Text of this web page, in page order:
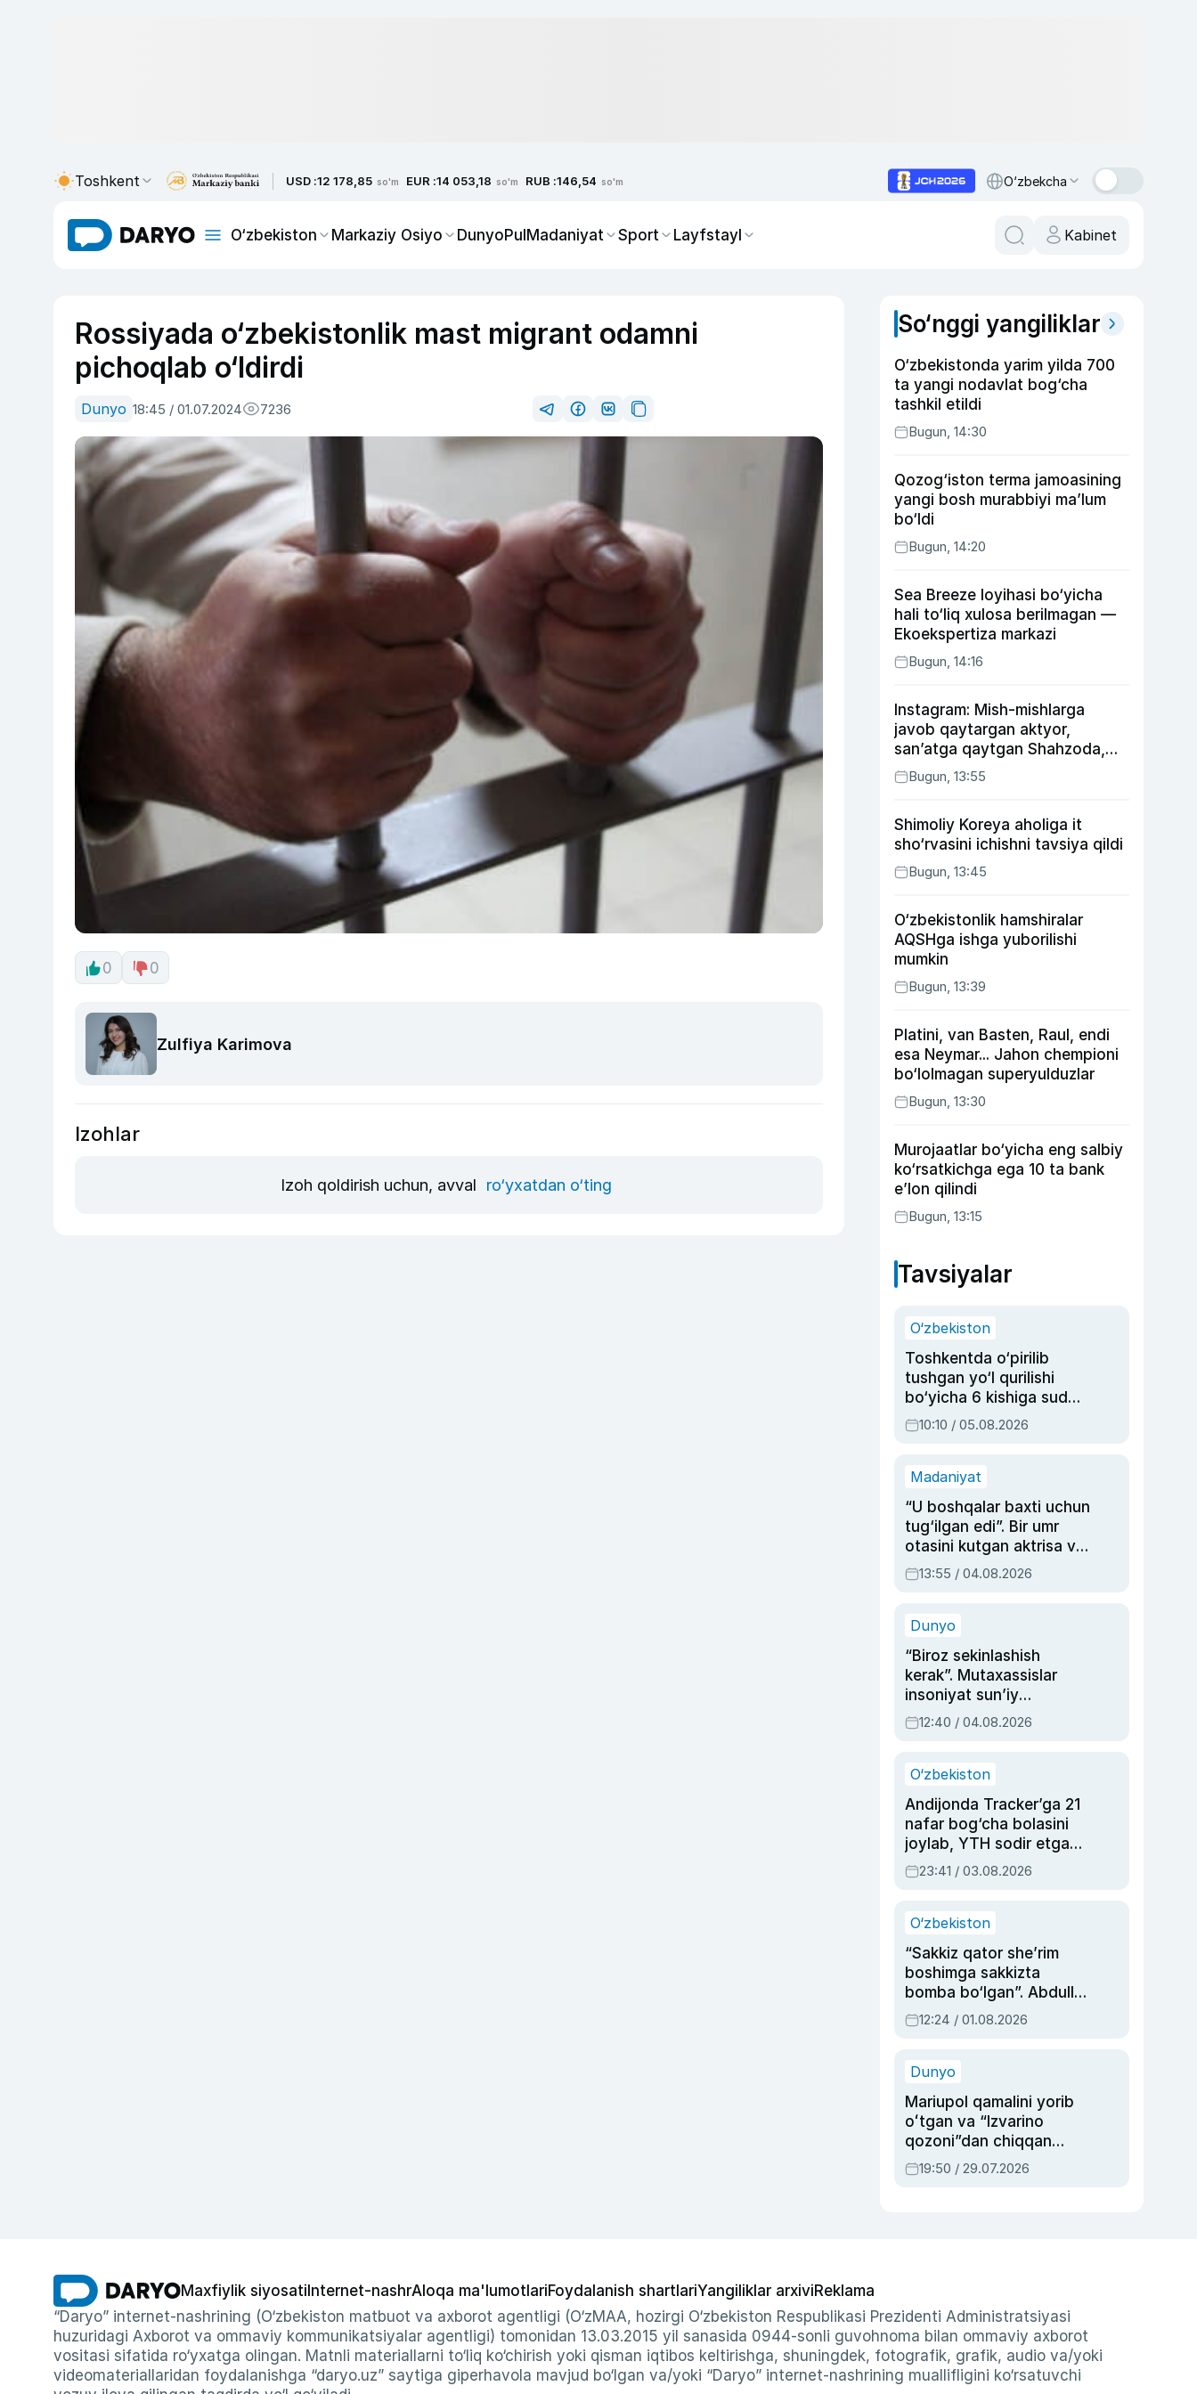
Toshkent USD :12 178,85 so'm EUR :14 053,18 so'm RUB :146,54 so'm O‘zbekcha
O‘zbekiston Markaziy Osiyo DunyoPulMadaniyat Sport Layfstayl Kabinet
Rossiyada o‘zbekistonlik mast migrant odamni
pichoqlab o‘ldirdi
Dunyo 18:45 / 01.07.2024 7236
0 0
Zulfiya Karimova
Izohlar
Izoh qoldirish uchun, avval ro‘yxatdan o‘ting
So‘nggi yangiliklar
O‘zbekistonda yarim yilda 700
ta yangi nodavlat bog‘cha
tashkil etildi
Bugun, 14:30
Qozog‘iston terma jamoasining
yangi bosh murabbiyi ma’lum
bo‘ldi
Bugun, 14:20
Sea Breeze loyihasi bo‘yicha
hali to‘liq xulosa berilmagan —
Ekoekspertiza markazi
Bugun, 14:16
Instagram: Mish-mishlarga
javob qaytargan aktyor,
san’atga qaytgan Shahzoda,
yo‘lga asfalt yotqizgan
Jahongir Otajonov
Bugun, 13:55
Shimoliy Koreya aholiga it
sho‘rvasini ichishni tavsiya qildi
Bugun, 13:45
O‘zbekistonlik hamshiralar
AQSHga ishga yuborilishi
mumkin
Bugun, 13:39
Platini, van Basten, Raul, endi
esa Neymar... Jahon chempioni
bo‘lolmagan superyulduzlar
Bugun, 13:30
Murojaatlar bo‘yicha eng salbiy
ko‘rsatkichga ega 10 ta bank
e’lon qilindi
Bugun, 13:15
Tavsiyalar
O‘zbekiston
Toshkentda o‘pirilib
tushgan yo‘l qurilishi
bo‘yicha 6 kishiga sud
hukmi o‘qildi
10:10 / 05.08.2026
Madaniyat
“U boshqalar baxti uchun
tug‘ilgan edi”. Bir umr
otasini kutgan aktrisa va
dublyaj ustasi Rimma
Ahmedovaning
13:55 / 04.08.2026
Dunyo
“Biroz sekinlashish
kerak”. Mutaxassislar
insoniyat sun’iy
intellektni boshqara
olmay qolishidan xavotir
12:40 / 04.08.2026
O‘zbekiston
Andijonda Tracker’ga 21
nafar bog‘cha bolasini
joylab, YTH sodir etgan
ayolga sud hukmi o‘qildi
23:41 / 03.08.2026
O‘zbekiston
“Sakkiz qator she’rim
boshimga sakkizta
bomba bo‘lgan”. Abdulla
Oripovni siyosiy
ayblovlardan asrab
12:24 / 01.08.2026
Dunyo
Mariupol qamalini yorib
oʻtgan va “Izvarino
qozoni”dan chiqqan
qahramon — Ukraina
armiyasi bosh
19:50 / 29.07.2026
Maxfiylik siyosati Internet-nashrAloqa ma'lumotlariFoydalanish shartlariYangiliklar arxiviReklama
“Daryo” internet-nashrining (O‘zbekiston matbuot va axborot agentligi (O‘zMAA, hozirgi O‘zbekiston Respublikasi Prezidenti Administratsiyasi
huzuridagi Axborot va ommaviy kommunikatsiyalar agentligi) tomonidan 13.03.2015 yil sanasida 0944-sonli guvohnoma bilan ommaviy axborot
vositasi sifatida ro‘yxatga olingan. Matnli materiallarni to‘liq ko‘chirish yoki qisman iqtibos keltirishga, shuningdek, fotografik, grafik, audio va/yoki
videomateriallaridan foydalanishga “daryo.uz” saytiga giperhavola mavjud bo‘lgan va/yoki “Daryo” internet-nashrining muallifligini ko‘rsatuvchi